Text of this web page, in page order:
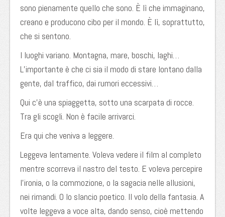
sono pienamente quello che sono. È lì che immaginano,
creano e producono cibo per il mondo. È lì, soprattutto,
che si sentono.
I luoghi variano. Montagna, mare, boschi, laghi…
L’importante è che ci sia il modo di stare lontano dalla
gente, dal traffico, dai rumori eccessivi…
Qui c’è una spiaggetta, sotto una scarpata di rocce.
Tra gli scogli. Non è facile arrivarci.
Era qui che veniva a leggere.
Leggeva lentamente. Voleva vedere il film al completo
mentre scorreva il nastro del testo. E voleva percepire
l’ironia, o la commozione, o la sagacia nelle allusioni,
nei rimandi. O lo slancio poetico. Il volo della fantasia. A
volte leggeva a voce alta, dando senso, cioè mettendo